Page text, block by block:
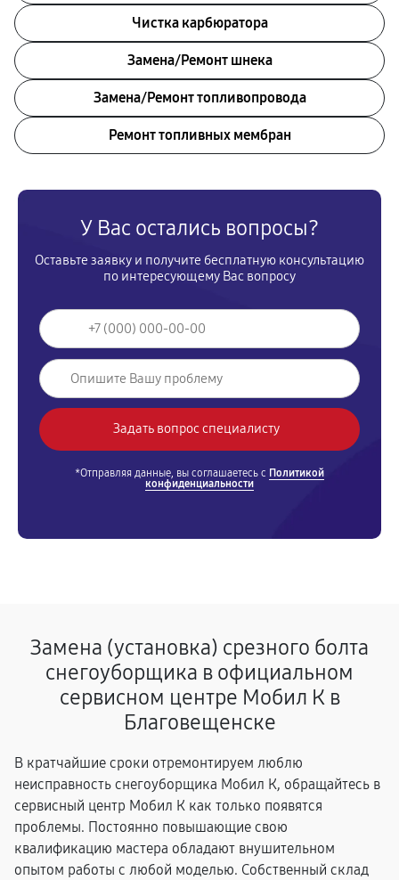
Чистка карбюратора
Замена/Pемонт шнека
Замена/Pемонт топливопровода
Ремонт топливных мембран
У Вас остались вопросы?
Оставьте заявку и получите бесплатную консультацию
по интересующему Вас вопросу
*Отправляя данные, вы соглашаетесь с Политикой
конфиденциальности
Замена (установка) срезного болта
снегоуборщика в официальном
сервисном центре Мобил К в
Благовещенске
В кратчайшие сроки отремонтируем люблю
неисправность снегоуборщика Мобил К, обращайтесь в
сервисный центр Мобил К как только появятся
проблемы. Постоянно повышающие свою
квалификацию мастера обладают внушительном
опытом работы с любой моделью. Собственный склад